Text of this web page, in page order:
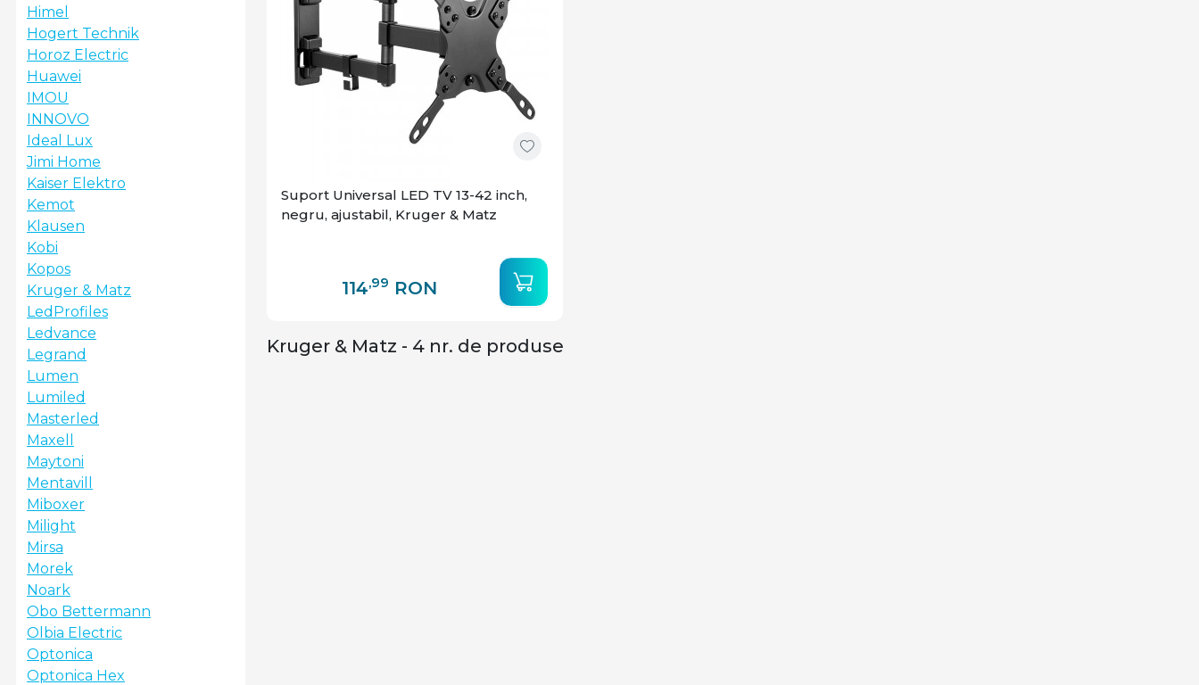
Himel
Hogert Technik
Horoz Electric
Huawei
IMOU
INNOVO
Ideal Lux
Jimi Home
Kaiser Elektro
Kemot
Klausen
Kobi
Kopos
Kruger & Matz
LedProfiles
Ledvance
Legrand
Lumen
Lumiled
Masterled
Maxell
Maytoni
Mentavill
Miboxer
Milight
Mirsa
Morek
Noark
Obo Bettermann
Olbia Electric
Optonica
Optonica Hex
Suport Universal LED TV 13-42 inch,
negru, ajustabil, Kruger & Matz
114,99 RON
Kruger & Matz - 4 nr. de produse